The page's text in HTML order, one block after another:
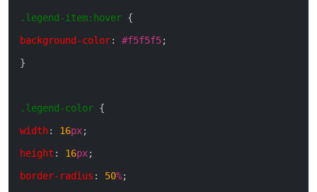
.legend-item:hover {
background-color: #f5f5f5;
}
.legend-color {
width: 16px;
height : 16px;
border-radius : 50%;